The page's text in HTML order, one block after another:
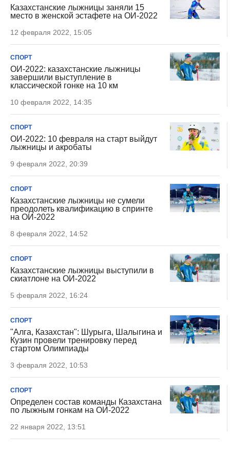
Казахстанские лыжницы заняли 15
место в женской эстафете на ОИ-2022
12 февраля 2022, 15:05
СПОРТ
ОИ-2022: казахстанские лыжницы
завершили выступление в
классической гонке на 10 км
10 февраля 2022, 14:35
СПОРТ
ОИ-2022: 10 февраля на старт выйдут
лыжницы и акробаты
9 февраля 2022, 20:39
СПОРТ
Казахстанские лыжницы не сумели
преодолеть квалификацию в спринте
на ОИ-2022
8 февраля 2022, 14:52
СПОРТ
Казахстанские лыжницы выступили в
скиатлоне на ОИ-2022
5 февраля 2022, 16:24
СПОРТ
"Алга, Казахстан": Шурыга, Шалыгина и
Кузин провели тренировку перед
стартом Олимпиады
3 февраля 2022, 10:53
СПОРТ
Определен состав команды Казахстана
по лыжным гонкам на ОИ-2022
22 января 2022, 13:51